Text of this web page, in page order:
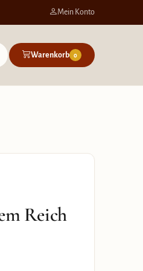
Mein Konto
Warenkorb 0
Reich